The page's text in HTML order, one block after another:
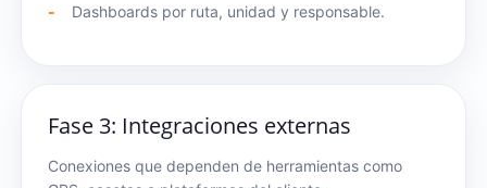
Dashboards por ruta, unidad y responsable.
Fase 3: Integraciones externas
Conexiones que dependen de herramientas como